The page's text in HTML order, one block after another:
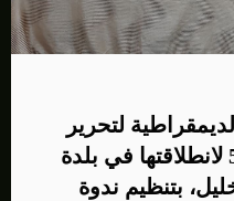
لتحرير
فلسطين، الذكرى الـ51 لانطلاقتها في بلدة
بتنظيم ندوة